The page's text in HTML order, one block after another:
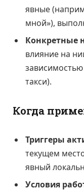
явные
мной»),
Конкретные
влияние на
зависимостью
такси).
Когда
Триггеры
текущем
явный
Условия